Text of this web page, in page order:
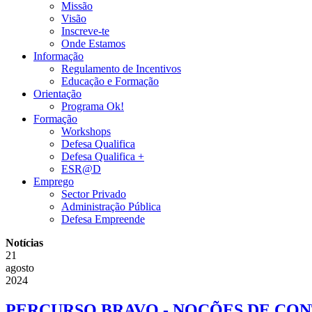
Missão
Visão
Inscreve-te
Onde Estamos
Informação
Regulamento de Incentivos
Educação e Formação
Orientação
Programa Ok!
Formação
Workshops
Defesa Qualifica
Defesa Qualifica +
ESR@D
Emprego
Sector Privado
Administração Pública
Defesa Empreende
Notícias
21
agosto
2024